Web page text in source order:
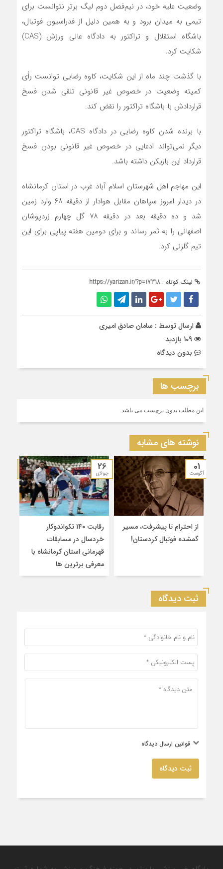
وضعیت علیه خود، در نیم‌فصل دوم لیگ برتر نتوانست برای
تیمی به میدان برود و به همین دلیل از فدراسیون فوتبال،
باشگاه استقلال و تراکتور به دادگاه عالی ورزش (CAS)
شکایت کرد.
با گذشت چند ماه از این شکایت، کاوه رضایی توانست رأی
کمیته وضعیت در خصوص غیر قانونی تلقی شدن فسخ
قراردادش با باشگاه تراکتور را نقض کند.
با برنده شدن کاوه رضایی در دادگاه CAS، باشگاه تراکتور
دیگر نمی‌تواند ادعایی در خصوص غیر قانونی بودن فسخ
قرارداد این بازیکن داشته باشد.
این مهاجم اهل شهرستان اسلام آباد غرب در استان کرمانشاه
در دیدار امروز سپاهان مقابل هوادار از دقیقه ۶۸ وارد زمین
شد و ده دقیقه بعد در دقیقه ۷۸ گل چهارم زردپوشان
اصفهانی را به ثمر رساند و برای دومین هفته پیاپی برای این
تیم گلزنی کرد.
لینک کوتاه : https://yarizan.ir/?p=17318
ارسال توسط : سامان صادق امیری
بدون دیدگاه
برچسب ها
این مطلب بدون برچسب می باشد.
نوشته های مشابه
01
آگوست
از احترام تا پیشرفت، مسیر
گمشده فوتبال کردستان!
26
جولای
رقابت ۱۴۰ تکواندوکار
خردسال در مسابقات
قهرمانی استان کرمانشاه با
معرفی برترین‌ ها
ثبت دیدگاه
قوانین ارسال دیدگاه
ثبت دیدگاه